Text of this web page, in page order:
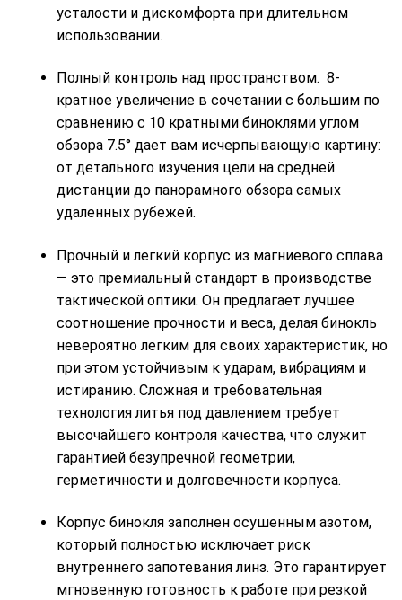
усталости и дискомфорта при длительном
использовании.
Полный контроль над пространством. 8-
кратное увеличение в сочетании с большим по
сравнению с 10 кратными биноклями углом
обзора 7.5° дает вам исчерпывающую картину:
от детального изучения цели на средней
дистанции до панорамного обзора самых
удаленных рубежей.
Прочный и легкий корпус из магниевого сплава
— это премиальный стандарт в производстве
тактической оптики. Он предлагает лучшее
соотношение прочности и веса, делая бинокль
невероятно легким для своих характеристик, но
при этом устойчивым к ударам, вибрациям и
истиранию. Сложная и требовательная
технология литья под давлением требует
высочайшего контроля качества, что служит
гарантией безупречной геометрии,
герметичности и долговечности корпуса.
Корпус бинокля заполнен осушенным азотом,
который полностью исключает риск
внутреннего запотевания линз. Это гарантирует
мгновенную готовность к работе при резкой